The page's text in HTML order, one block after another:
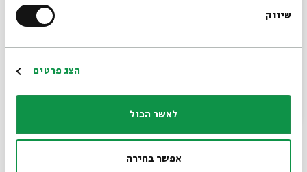
שיווק
הצג פרטים
לאשר הכול
אפשר בחירה
3 חלמונים